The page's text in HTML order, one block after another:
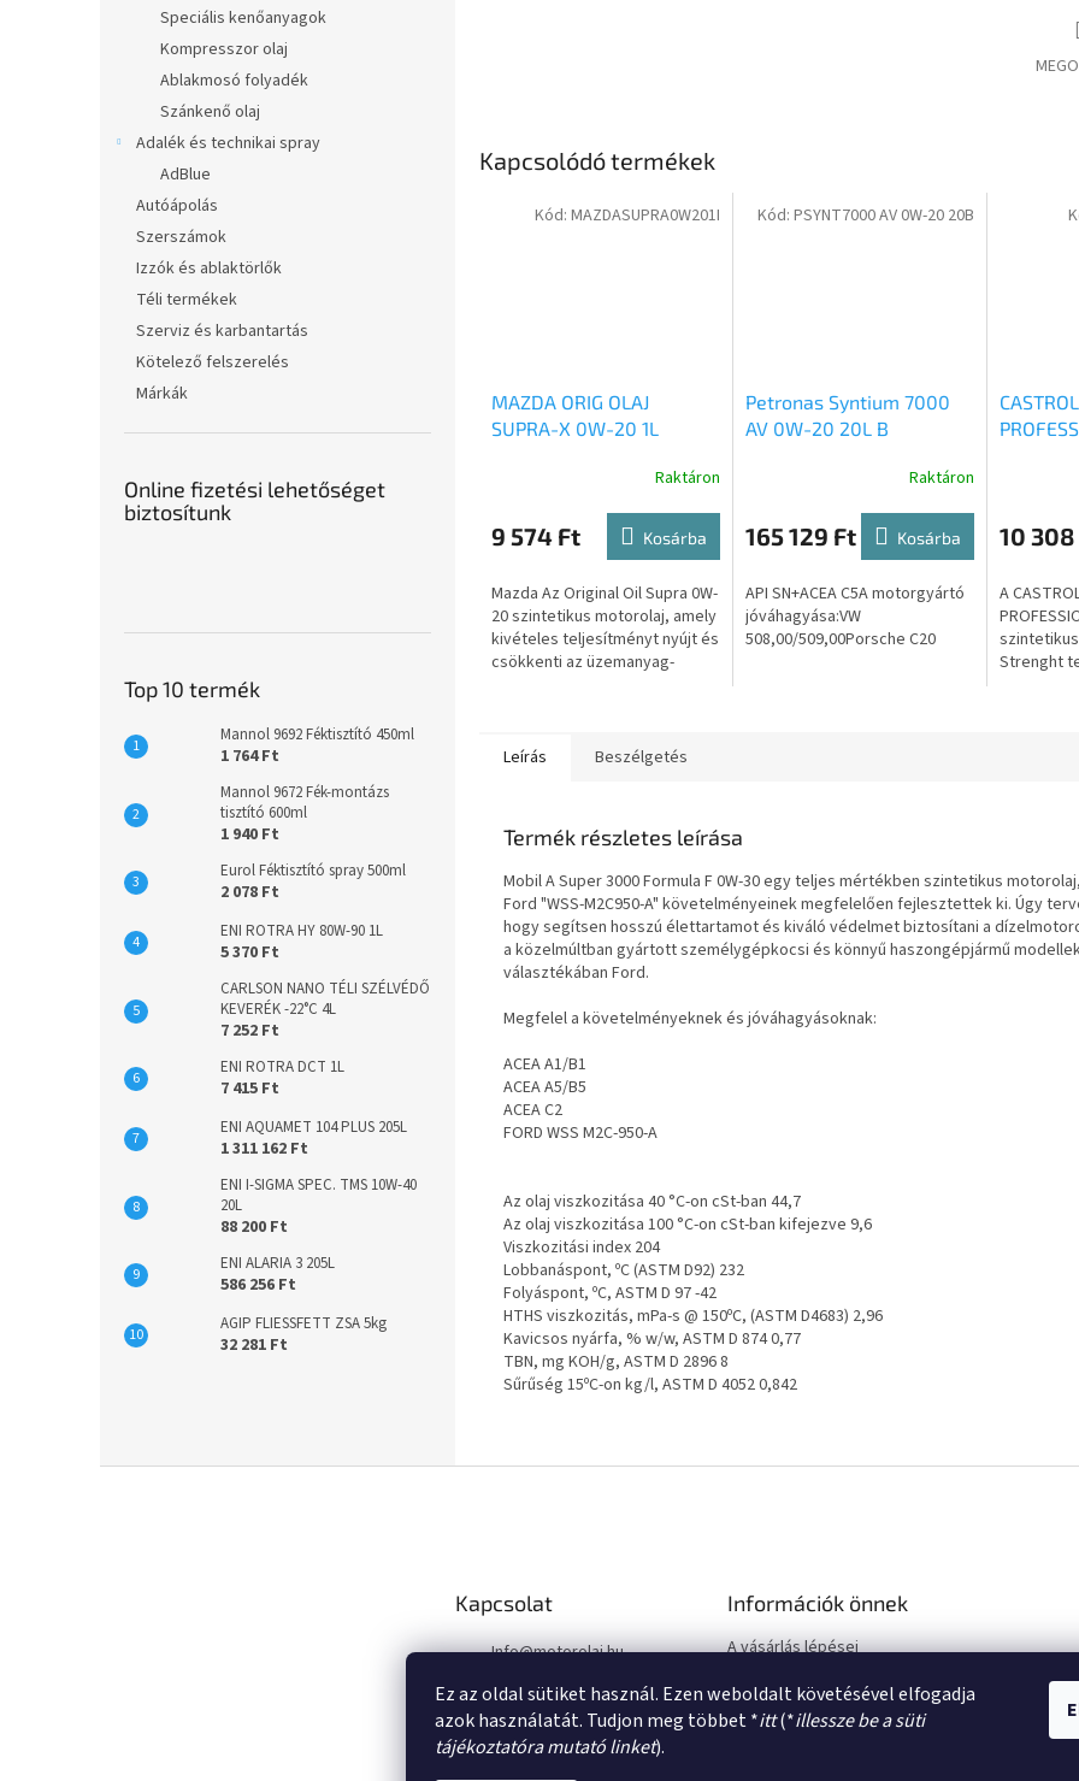
Ez az oldal sütiket használ. Ezen weboldalt követésével elfogadja
azok használatát. Tudjon meg többet *itt(*illessze be a süti
tájékoztatóra mutató linket).
Speciális kenőanyagok
Kompresszor olaj
Ablakmosó folyadék
Szánkenő olaj
Adalék és technikai spray
AdBlue
Autóápolás
Szerszámok
Izzók és ablaktörlők
Téli termékek
Szerviz és karbantartás
Kötelező felszerelés
Márkák
Online fizetési lehetőséget
biztosítunk
Top 10 termék
Mannol 9692 Féktisztító 450ml
1 764 Ft
Mannol 9672 Fék-montázs
tisztító 600ml
1 940 Ft
Eurol Féktisztító spray 500ml
2 078 Ft
ENI ROTRA HY 80W-90 1L
5 370 Ft
CARLSON NANO TÉLI SZÉLVÉDŐ
KEVERÉK -22°C 4L
7 252 Ft
ENI ROTRA DCT 1L
7 415 Ft
ENI AQUAMET 104 PLUS 205L
1 311 162 Ft
ENI I-SIGMA SPEC. TMS 10W-40
20L
88 200 Ft
ENI ALARIA 3 205L
586 256 Ft
AGIP FLIESSFETT ZSA 5kg
32 281 Ft
Kapcsolódó termékek
MAZDA ORIG OLAJ
SUPRA-X 0W-20 1L
Raktáron
9 574 Ft Kosárba
Mazda Az Original Oil Supra 0W-
20 szintetikus motorolaj, amely
kivételes teljesítményt nyújt és
csökkenti az üzemanyag-
Kód: MAZDASUPRA0W201I
Petronas Syntium 7000
AV 0W-20 20L B
Raktáron
165 129 Ft Kosárba
API SN+ACEA C5A motorgyártó
jóváhagyása:VW
508,00/509,00Porsche C20
Kód: PSYNT7000 AV 0W-20 20B
10 308
A
Strenght
Leírás Beszélgetés
Termék részletes leírása
Mobil A Super 3000 Formula F 0W-30 egy teljes mértékben szintetikus
Ford "WSS-M2C950-A" követelményeinek megfelelően fejlesztettek ki. Úgy
hogy segítsen hosszú élettartamot és kiváló védelmet biztosítani a
a közelmúltban gyártott személygépkocsi és könnyű haszongépjármű
választékában Ford.
Megfelel a követelményeknek és jóváhagyásoknak:
ACEA A1/B1
ACEA A5/B5
ACEA C2
FORD WSS M2C-950-A
Az olaj viszkozitása 40 °C-on cSt-ban 44,7
Az olaj viszkozitása 100 °C-on cSt-ban kifejezve 9,6
Viszkozitási index 204
Lobbanáspont, ºC (ASTM D92) 232
Folyáspont, ºC, ASTM D 97 -42
HTHS viszkozitás, mPa-s @ 150ºC, (ASTM D4683) 2,96
Kavicsos nyárfa, % w/w, ASTM D 874 0,77
TBN, mg KOH/g, ASTM D 2896 8
Sűrűség 15ºC-on kg/l, ASTM D 4052 0,842
Kapcsolat
Info@motorolaj.hu
Információk önnek
A vásárlás lépései
Adatkezelési tájékoztató